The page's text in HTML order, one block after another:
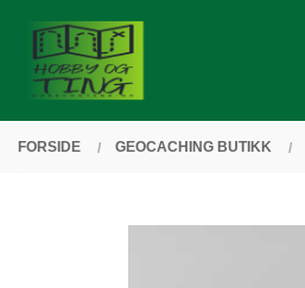
innholdet
PRODUKTER
Lukk
FORSIDE GEOCACHING BUTIKK